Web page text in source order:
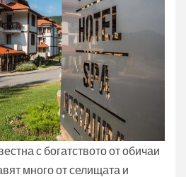
с богатството от обичаи
много от селищата и